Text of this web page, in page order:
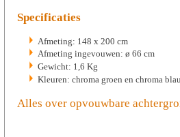
Specificaties
Afmeting: 148 x 200 cm
Afmeting ingevouwen: ø 66 cm
Gewicht: 1,6 Kg
Kleuren: chroma groen en chroma
Alles over opvouwbare